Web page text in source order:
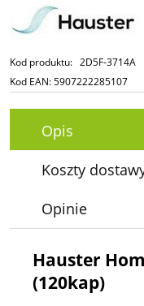
Kod produktu: 2D5F-3714A
Kod EAN:5907222285107
Opis
Koszty
Cena nie zawiera
Opinie
Hauster
(120kap)